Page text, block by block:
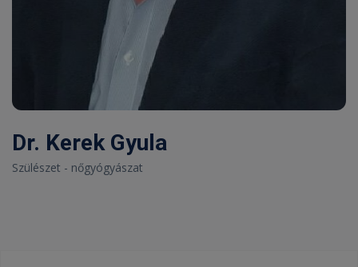
Dr. Kerek Gyula
Szülészet - nőgyógyászat